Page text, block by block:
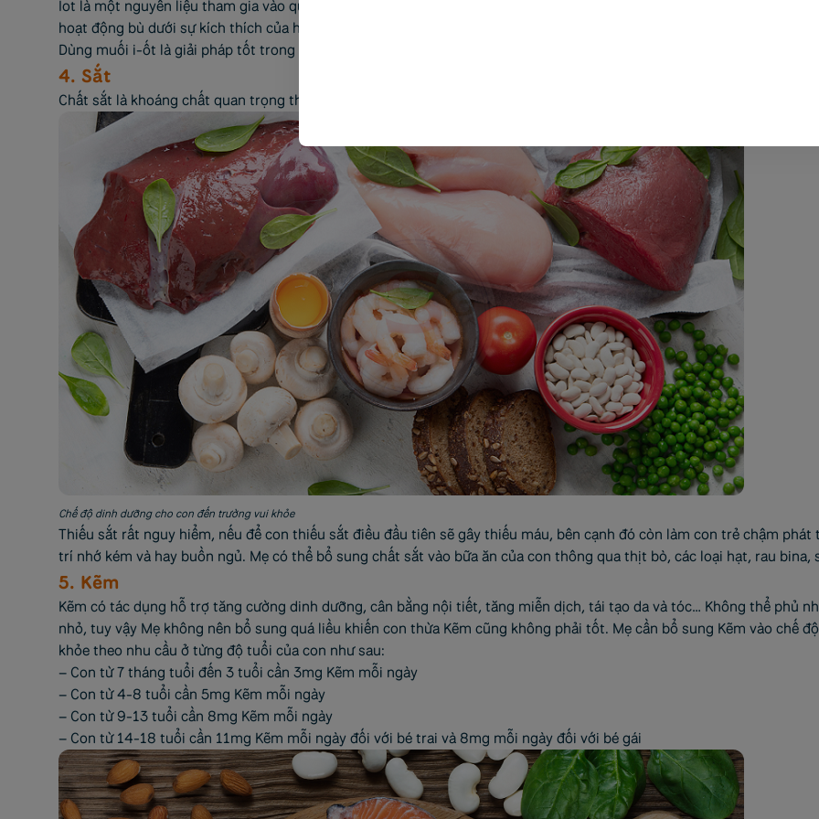
Iot là một nguyên liệu tham gia vào quá trình tổng hợp thyroxin ở tuyến giáp. Khi thiếu Iot, đồng nghĩa với việc sản
hoạt động bù dưới sự kích thích của hormone tuyến yên nên phì to dần gây ra bệnh bướu cổ, kém thông minh.
Dùng muối i-ốt là giải pháp tốt trong chế độ dinh dưỡng cho con đến trường vui khỏe.
4. Sắt
Chất sắt là khoáng chất quan trọng tham gia vào quá trình hình thành hồng cầu, đồng thời giúp tăng khả năng tập
Chế độ dinh dưỡng cho con đến trường vui khỏe
Thiếu sắt rất nguy hiểm, nếu để con thiếu sắt điều đầu tiên sẽ gây thiếu máu, bên cạnh đó còn làm con trẻ chậm
trí nhớ kém và hay buồn ngủ. Mẹ có thể bổ sung chất sắt vào bữa ăn của con thông qua thịt bò, các loại hạt, rau bina,
5. Kẽm
Kẽm có tác dụng hỗ trợ tăng cường dinh dưỡng, cân bằng nội tiết, tăng miễn dịch, tái tạo da và tóc… Không thể phủ
nhỏ, tuy vậy Mẹ không nên bổ sung quá liều khiến con thừa Kẽm cũng không phải tốt. Mẹ cần bổ sung Kẽm vào chế
khỏe theo nhu cầu ở từng độ tuổi của con như sau:
– Con từ 7 tháng tuổi đến 3 tuổi cần 3mg Kẽm mỗi ngày
– Con từ 4-8 tuổi cần 5mg Kẽm mỗi ngày
– Con từ 9-13 tuổi cần 8mg Kẽm mỗi ngày
– Con từ 14-18 tuổi cần 11mg Kẽm mỗi ngày đối với bé trai và 8mg mỗi ngày đối với bé gái